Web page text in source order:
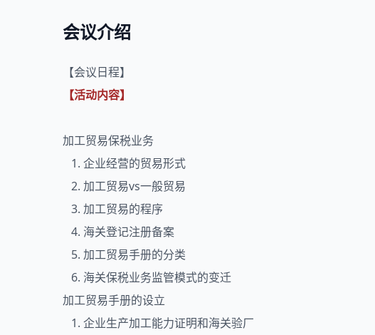
会议介绍
【会议日程】
【活动内容】
加工贸易保税业务
1. 企业经营的贸易形式
2. 加工贸易vs一般贸易
3. 加工贸易的程序
4. 海关登记注册备案
5. 加工贸易手册的分类
6. 海关保税业务监管模式的变迁
加工贸易手册的设立
1. 企业生产加工能力证明和海关验厂